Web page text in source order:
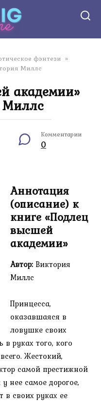
фэнтези »
Миллс
академии»
Миллс
Комментарии
0
Аннотация
(описание) к
книге «Подлец
высшей
академии»
Автор:Виктория
Миллс
Принцесса,
оказавшаяся в
ловушке своих
руках того, кого
Жестокий,
самой престижной
нее самое дорогое,
в своих руках ее